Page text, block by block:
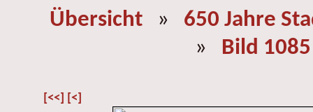
Übersicht » 650 Jahre
» Bild 1085
[<<] [<]